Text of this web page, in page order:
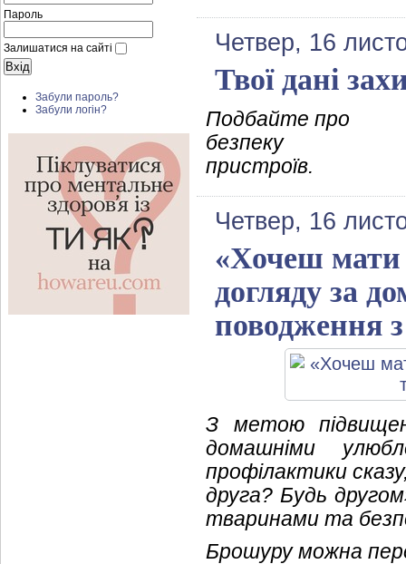
Пароль
Залишатися на сайті
Забули пароль?
Забули логін?
Четвер, 16
Твої дані
Подбайте про
безпеку
пристроїв.
Четвер, 16
«Хочеш мати
догляду за
поводження
З метою
домашніми
профілактики
друга? Будь
тваринами та
Брошуру можна